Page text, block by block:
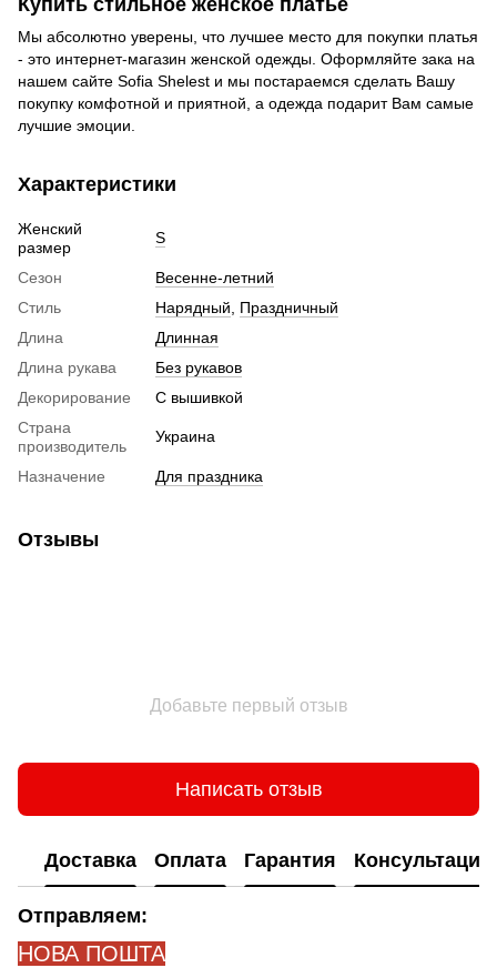
Мы абсолютно уверены, что лучшее место для покупки платья
- это интернет-магазин женской одежды. Оформляйте зака на
нашем сайте Sofia Shelest и мы постараемся сделать Вашу
покупку комфотной и приятной, а одежда подарит Вам самые
лучшие эмоции.
Характеристики
Женский
размер
S
Сезон
Весенне-летний
Стиль
Нарядный, Праздничный
Длина
Длинная
Длина рукава
Без рукавов
Декорирование
С вышивкой
Страна
производитель
Украина
Назначение Для праздника
Отзывы
Добавьте первый отзыв
Написать отзыв
Доставка Оплата Гарантия Консультация
Отправляем:
НОВА ПОШТА